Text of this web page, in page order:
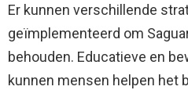
Er kunnen verschillende
geïmplementeerd om
behouden. Educatieve en
kunnen mensen helpen het